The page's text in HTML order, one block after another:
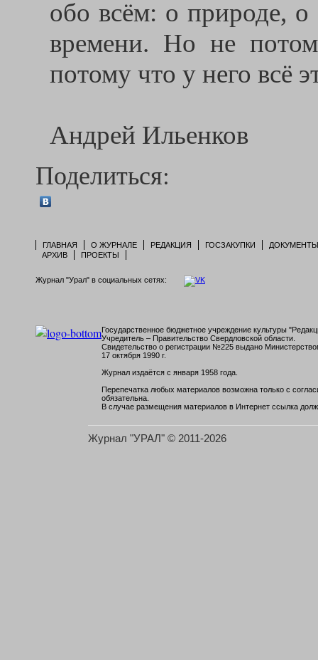
обо всём: о природе, о
времени. Но не
потому что у него всё
Андрей Ильенков
Поделиться:
ГЛАВНАЯ О ЖУРНАЛЕ РЕДАКЦИЯ ГОСЗАКУПКИ
ДОКУМЕНТЫ
АРХИВ
ПРОЕКТЫ
Журнал "Урал" в социальных сетях:
Государственное бюджетное учреждение культуры
Учредитель – Правительство Свердловской области.
Свидетельство о регистрации №225 выдано
17 октября 1990 г.
Журнал издаётся с января 1958 года.
Перепечатка любых материалов возможна только с
обязательна.
В случае размещения материалов в Интернет ссылка
Журнал "УРАЛ" © 2011-2026